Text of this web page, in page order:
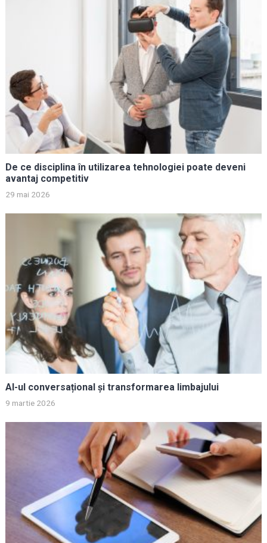
De ce disciplina în utilizarea tehnologiei poate deveni
avantaj competitiv
29 mai 2026
AI-ul conversațional și transformarea limbajului
9 martie 2026